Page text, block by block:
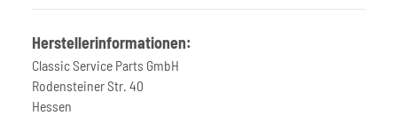
Herstellerinformationen:
Classic Service Parts GmbH
Rodensteiner Str. 40
Hessen